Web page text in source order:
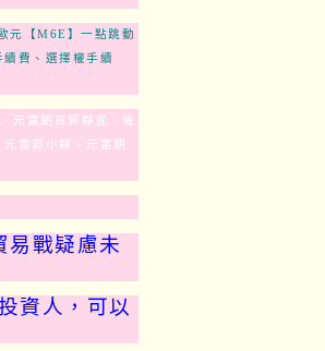
元【M6E】一點跳動
費、選擇權手續
元富期貨郭靜宜、電
富郭小靜、元富期
易戰疑慮未
資人，可以